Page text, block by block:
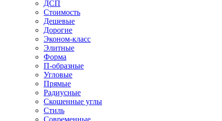
ДСП
Стоимость
Дешевые
Дорогие
Эконом-класс
Элитные
Форма
П-образные
Угловые
Прямые
Радиусные
Скошенные углы
Стиль
Современные